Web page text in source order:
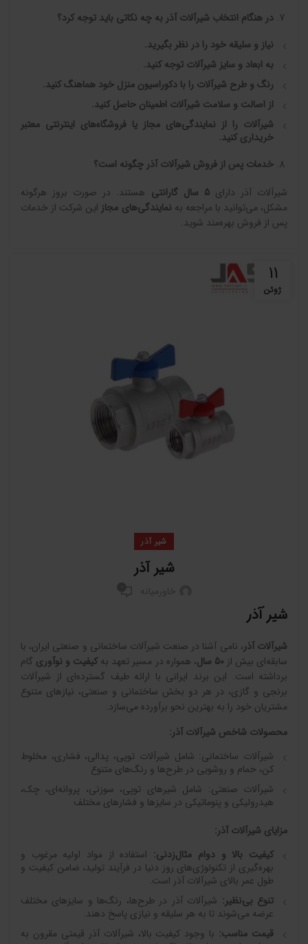
در هنگام انتخاب شیرآلات آذر به چه نکاتی باید توجه کرد؟
نیاز و سلیقه خود را در نظر بگیرید.
به ابعاد و سایز شیرآلات توجه کنید.
رنگ و طرح شیرآلات را با دکوراسیون منزل خود هماهنگ کنید.
از اصالت و سلامت شیرآلات اطمینان حاصل کنید.
شیرآلات را از نمایندگی‌های مجاز یا فروشگاه‌های اینترنتی معتبر
خریداری کنید.
خدمات پس از فروش شیرآلات آذر چگونه است؟
شیرآلات آذر دارای5 سال گارانتی هستند. در صورت بروز هرگونه
مشکل، می‌توانید با مراجعه به نمایندگی‌های مجاز این شرکت از خدمات
پس از فروش بهره‌مند شوید.
11
ژوئن
شیر آذر
شیر آذر
شیر آذر
شیرآلات آذر، نامی آشنا در صنعت شیرآلات ساختمانی و صنعتی ایران، با
سابقه‌ای بیش از 50 سال، همواره در مسیر تعهد بهکیفیت و نوآوری گام
برداشته است. این برند ایرانی با ارائه طیف گسترده‌ای از شیرآلات
برنجی و گازی، در هر دو بخش ساختمانی و صنعتی، نیازهای متنوع
مشتریان خود را به بهترین نحو برآورده می‌سازد.
محصولات شاخص شیرآلات آذر:
شیرآلات ساختمانی: شامل شیرآلات توپی، پدالی، فشاری، مخلوط
کن، حمام و روشویی در طرح‌ها و رنگ‌های متنوع
شیرآلات صنعتی: شامل شیرهای توپی، سوزنی، پروانه‌ای، چک،
هیدرولیکی و پنوماتیکی در سایزها و فشارهای مختلف
مزایای شیرآلات آذر:
کیفیت بالا و دوام مثال‌زدنی: استفاده از مواد اولیه مرغوب و
بهره‌گیری از تکنولوژی‌های روز دنیا در فرآیند تولید، ضامن کیفیت و
طول عمر بالای شیرآلات آذر است.
تنوع بی‌نظیر: شیرآلات آذر در طرح‌ها، رنگ‌ها و سایزهای مختلف
عرضه می‌شوند تا به هر سلیقه و نیازی پاسخ دهند.
قیمت مناسب: با وجود کیفیت بالا، شیرآلات آذر قیمتی مقرون به